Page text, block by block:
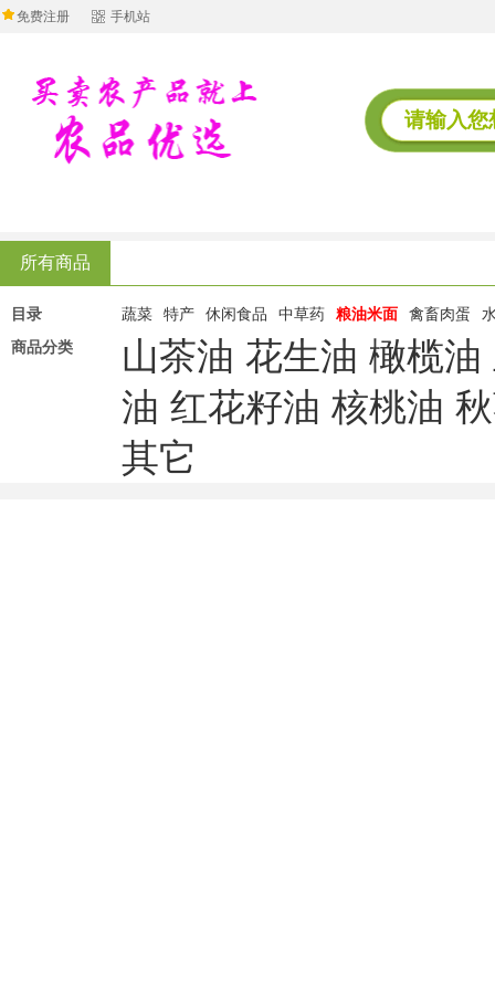
免费注册 手机站
所有商品
目录 蔬菜 特产 休闲食品 中草药 粮油米面 禽畜肉蛋
商品分类
山茶油 花生油 橄榄油
油 红花籽油 核桃油
其它